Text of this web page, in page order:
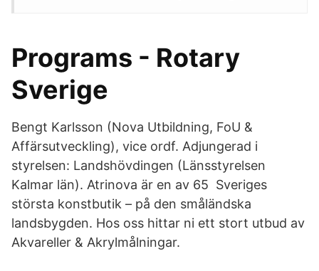
Programs - Rotary
Sverige
Bengt Karlsson (Nova Utbildning, FoU &
Affärsutveckling), vice ordf. Adjungerad i
styrelsen: Landshövdingen (Länsstyrelsen
Kalmar län). Atrinova är en av 65 Sveriges
största konstbutik – på den småländska
landsbygden. Hos oss hittar ni ett stort utbud av
Akvareller & Akrylmålningar.